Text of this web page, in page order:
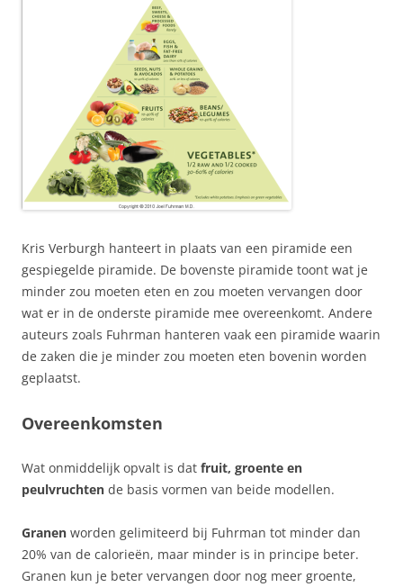
Kris Verburgh hanteert in plaats van een piramide een
gespiegelde piramide. De bovenste piramide toont wat je
minder zou moeten eten en zou moeten vervangen door
wat er in de onderste piramide mee overeenkomt. Andere
auteurs zoals Fuhrman hanteren vaak een piramide waarin
de zaken die je minder zou moeten eten bovenin worden
geplaatst.
Overeenkomsten
Wat onmiddelijk opvalt is dat fruit, groente en
peulvruchten de basis vormen van beide modellen.
Granen worden gelimiteerd bij Fuhrman tot minder dan
20% van de calorieën, maar minder is in principe beter.
Granen kun je beter vervangen door nog meer groente,